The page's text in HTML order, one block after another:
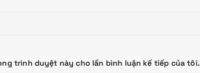
trình duyệt này cho lần bình luận kế tiếp của tôi.